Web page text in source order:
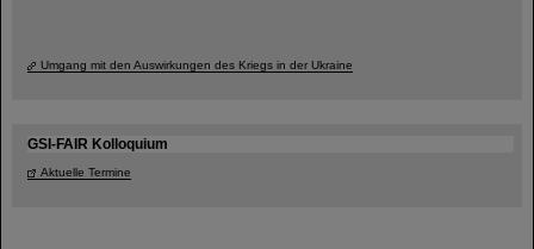
Umgang mit den Auswirkungen des Kriegs in der Ukraine
GSI-FAIR Kolloquium
Aktuelle Termine